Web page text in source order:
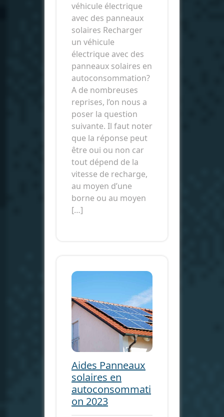
véhicule électrique
avec des panneaux
solaires Recharger
un véhicule
électrique avec des
panneaux solaires en
autoconsommation?
A de nombreuses
reprises, l’on nous a
poser la question
suivante. Il faut noter
que la réponse peut
être oui ou non car
tout dépend de la
vitesse de recharge,
au moyen d’une
borne ou au moyen
[…]
Aides Panneaux
solaires en
autoconsommati
on 2023